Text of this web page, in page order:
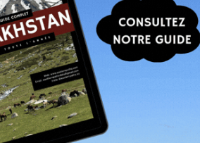
à organiser un voyage sur
proposer des programmes
en collaboration avec des
locaux.
En savoir plus